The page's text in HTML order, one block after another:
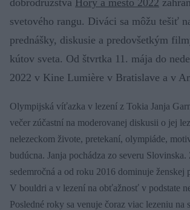
dobrodružstva Hory a mesto 2022
svetového rangu. Diváci sa môžu tešiť
prednášky, diskusie a predovšetkým
kútov sveta. Od štvrtka 11. mája do
2022 v Kine Lumière v Bratislave a v
Olympijská víťazka v lezení z Tokia Janja
večer zúčastní na moderovanej diskusii o jej
nelezeckom živote, pretekaní, olympiáde,
budúcna. Janja pochádza zo severu
sedemročná a od roku 2016 dominuje ženskej
V bouldri a v lezení na obťažnosť v podstate
Posledné roky sa venuje čoraz viac lezeniu na